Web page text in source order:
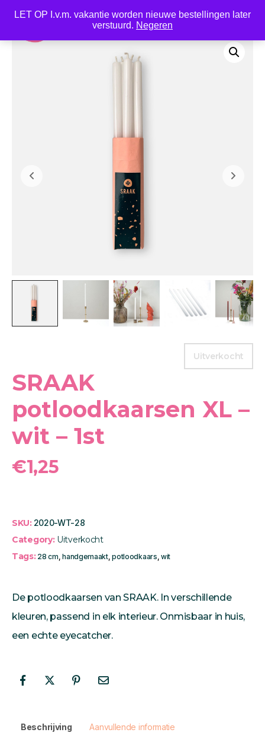
LET OP I.v.m. vakantie worden nieuwe bestellingen later
verstuurd. Negeren
Uitverkocht
SRAAK
potloodkaarsen XL –
wit – 1st
€1,25
SKU: 2020-WT-28
Category: Uitverkocht
Tags: 28 cm,handgemaakt,potloodkaars,wit
De potloodkaarsen van SRAAK. In verschillende
kleuren, passend in elk interieur. Onmisbaar in huis,
een echte eyecatcher.
Beschrijving Aanvullende informatie